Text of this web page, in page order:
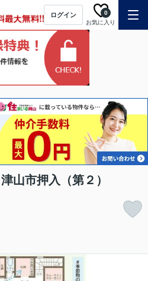
ログイン
お気に入り
0
山市押入（第２）